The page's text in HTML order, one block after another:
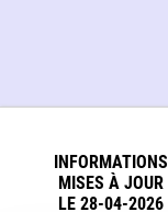
INFORMATIONS
MISES À JOUR
LE 28-04-2026